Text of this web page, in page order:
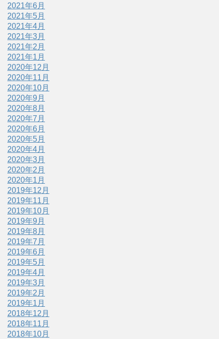
2021年6月
2021年5月
2021年4月
2021年3月
2021年2月
2021年1月
2020年12月
2020年11月
2020年10月
2020年9月
2020年8月
2020年7月
2020年6月
2020年5月
2020年4月
2020年3月
2020年2月
2020年1月
2019年12月
2019年11月
2019年10月
2019年9月
2019年8月
2019年7月
2019年6月
2019年5月
2019年4月
2019年3月
2019年2月
2019年1月
2018年12月
2018年11月
2018年10月